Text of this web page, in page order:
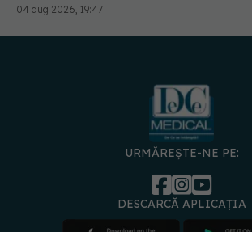
04 aug 2026, 19:47
URMĂREȘTE-NE PE:
DESCARCĂ APLICAȚIA